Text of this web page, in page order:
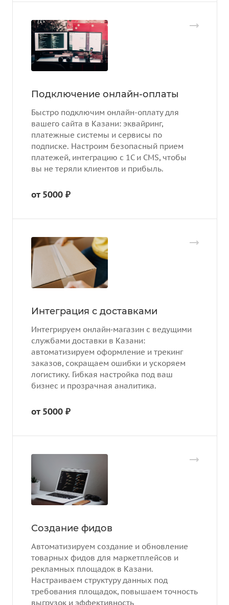
Подключение онлайн-оплаты
Быстро подключим онлайн-оплату для
вашего сайта в Казани: эквайринг,
платежные системы и сервисы по
подписке. Настроим безопасный прием
платежей, интеграцию с 1С и CMS, чтобы
вы не теряли клиентов и прибыль.
от 5000 ₽
Интеграция с доставками
Интегрируем онлайн‑магазин с ведущими
службами доставки в Казани:
автоматизируем оформление и трекинг
заказов, сокращаем ошибки и ускоряем
логистику. Гибкая настройка под ваш
бизнес и прозрачная аналитика.
от 5000 ₽
Создание фидов
Автоматизируем создание и обновление
товарных фидов для маркетплейсов и
рекламных площадок в Казани.
Настраиваем структуру данных под
требования площадок, повышаем точность
выгрузок и эффективность